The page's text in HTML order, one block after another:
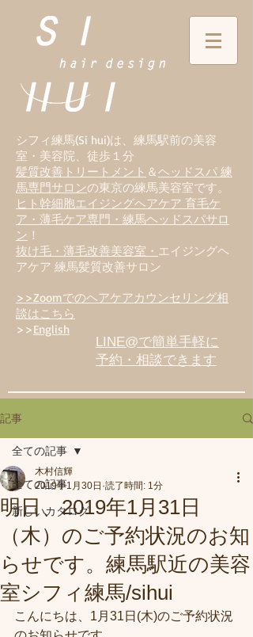
シフィ練馬(Si hui)は、 練馬駅前の美容
室・美容院、徒歩１分
髪質改善トリートメント ＆ヘッドスパ 練
馬専門サロンの東京の練馬美容室です。
ヒト幹細胞エイジングヘアケア 育毛ケ
ア・薄毛ケア専門・練馬ヘッドスパサロ
ン ！
抜け毛・薄毛改善美容室・ エイジングヘ
アケア 練馬髪質改善サロン
>>Zoomでのヘアケアカウンセリング相
談はこちら
>>English
LINE@で簡単手軽に
予約・相談できます
記事
全ての記事
新しいカタログ
全ての記事
明日、2019年1月31日
（木）のご予約状況のお知
らせです。練馬駅近の美容
室シフィ練馬/sihui
木村信輝
2019年1月30日 読了時間: 1分
こんにちは、1月31日(木)のご予約状況